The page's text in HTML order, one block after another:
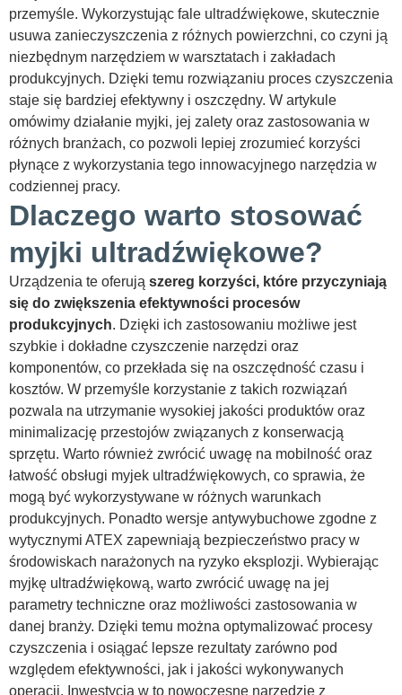
przemyśle. Wykorzystując fale ultradźwiękowe, skutecznie
usuwa zanieczyszczenia z różnych powierzchni, co czyni ją
niezbędnym narzędziem w warsztatach i zakładach
produkcyjnych. Dzięki temu rozwiązaniu proces czyszczenia
staje się bardziej efektywny i oszczędny. W artykule
omówimy działanie myjki, jej zalety oraz zastosowania w
różnych branżach, co pozwoli lepiej zrozumieć korzyści
płynące z wykorzystania tego innowacyjnego narzędzia w
codziennej pracy.
Dlaczego warto stosować
myjki ultradźwiękowe?
Urządzenia te oferują szereg korzyści, które przyczyniają
się do zwiększenia efektywności procesów
produkcyjnych. Dzięki ich zastosowaniu możliwe jest
szybkie i dokładne czyszczenie narzędzi oraz
komponentów, co przekłada się na oszczędność czasu i
kosztów. W przemyśle korzystanie z takich rozwiązań
pozwala na utrzymanie wysokiej jakości produktów oraz
minimalizację przestojów związanych z konserwacją
sprzętu. Warto również zwrócić uwagę na mobilność oraz
łatwość obsługi myjek ultradźwiękowych, co sprawia, że
mogą być wykorzystywane w różnych warunkach
produkcyjnych. Ponadto wersje antywybuchowe zgodne z
wytycznymi ATEX zapewniają bezpieczeństwo pracy w
środowiskach narażonych na ryzyko eksplozji. Wybierając
myjkę ultradźwiękową, warto zwrócić uwagę na jej
parametry techniczne oraz możliwości zastosowania w
danej branży. Dzięki temu można optymalizować procesy
czyszczenia i osiągać lepsze rezultaty zarówno pod
względem efektywności, jak i jakości wykonywanych
operacji. Inwestycja w to nowoczesne narzędzie z